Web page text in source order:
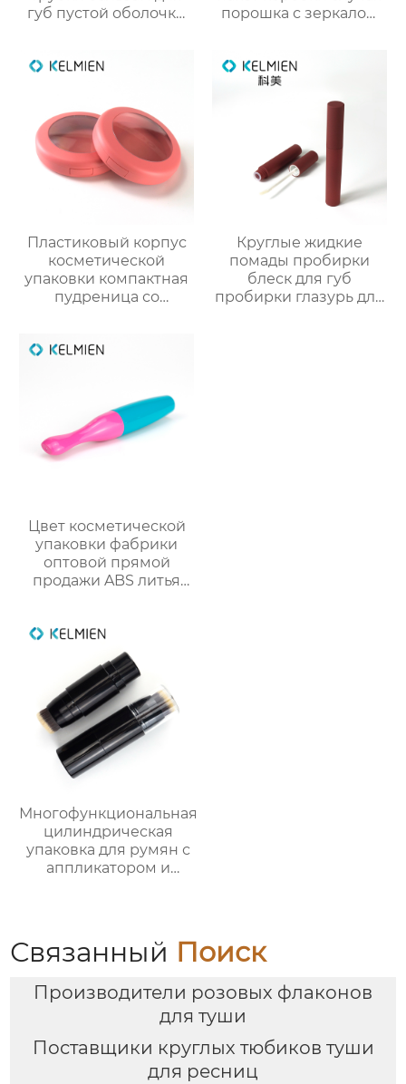
губ пустой оболочки
порошка с зеркалом
Пластиковый корпус
косметической
упаковки компактная
пудреница со
дизайна
Круглые жидкие
помады пробирки
блеск для губ
пробирки глазурь для
Цвет косметической
упаковки фабрики
оптовой прямой
продажи ABS литья
столкновения тушь
пустой бутылки
трубки
Многофункциональная
цилиндрическая
упаковка для румян с
аппликатором и
Связанный Поиск
Производители розовых флаконов
для туши
Поставщики круглых тюбиков туши
для ресниц